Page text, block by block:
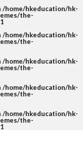
/home/hkeducation/hk-
the-
/home/hkeducation/hk-
the-
/home/hkeducation/hk-
the-
/home/hkeducation/hk-
the-
/home/hkeducation/hk-
the-